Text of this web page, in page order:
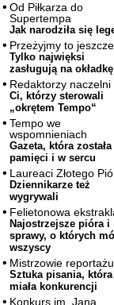
Od Piłkarza do
Supertempa
Jak narodziła się
Przeżyjmy to
Tylko najwięksi
zasługują na okładkę
Redaktorzy naczelni
Ci, którzy sterowali
„okrętem Tempo“
Tempo we
wspomnieniach
Gazeta, która
pamięci i w sercu
Laureaci Złotego
Dziennikarze też
wygrywali
Felietonowa
Najostrzejsze pióra i
sprawy, o których
wszyscy
Mistrzowie reportażu
Sztuka pisania,
miała konkurencji
Konkurs im. Jana